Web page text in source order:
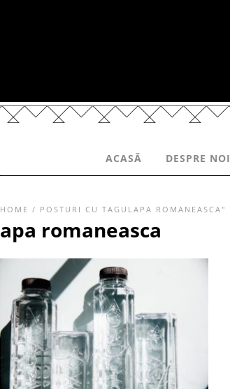
ACASĂ DESPRE NOI
HOME / POSTURI CU TAGULAPA ROMANEASCA"
apa romaneasca